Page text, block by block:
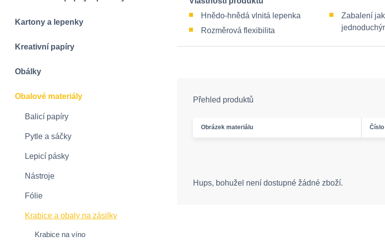
Kartony a lepenky
Kreativní papíry
Obálky
Obalové materiály
Balicí papíry
Pytle a sáčky
Lepicí pásky
Nástroje
Fólie
Krabice a obaly na zásilky
Krabice na víno
Hnědo-hnědá vlnitá lepenka
Rozměrová flexibilita
Zabalení
Přehled produktů
Obrázek materiálu
Hups, bohužel není dostupné žádné zboží.